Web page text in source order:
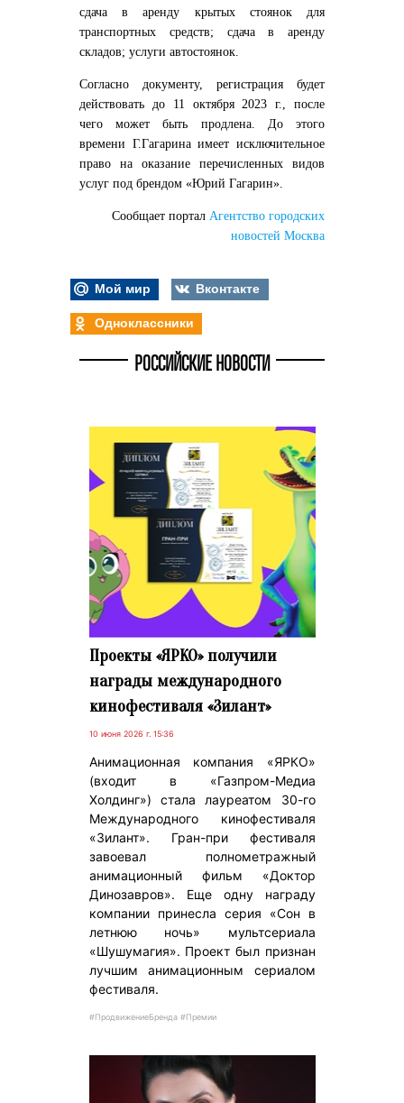
сдача в аренду крытых стоянок для
транспортных средств; сдача в аренду
складов; услуги автостоянок.
Согласно документу, регистрация будет
действовать до 11 октября 2023 г., после
чего может быть продлена. До этого
времени Г.Гагарина имеет исключительное
право на оказание перечисленных видов
услуг под брендом «Юрий Гагарин».
Сообщает портал Агентство городских
новостей Москва
Мой мир
Вконтакте
Одноклассники
РОССИЙСКИЕ НОВОСТИ
Проекты «ЯРКО» получили
награды международного
кинофестиваля «Зилант»
10 июня 2026 г. 15:36
Анимационная компания «ЯРКО»
(входит в «Газпром-Медиа
Холдинг») стала лауреатом 30-го
Международного кинофестиваля
«Зилант». Гран-при фестиваля
завоевал полнометражный
анимационный фильм «Доктор
Динозавров». Еще одну награду
компании принесла серия «Сон в
летнюю ночь» мультсериала
«Шушумагия». Проект был признан
лучшим анимационным сериалом
фестиваля.
#ПродвижениеБренда #Премии